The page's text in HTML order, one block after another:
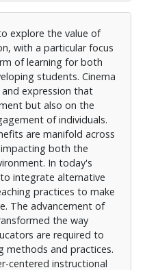
και της μετωπικής
μιας και τα
επίκεντρο της
έχουν ενεργό
Γι' αυτό το λόγο
τον τρόπο
μαθητές και στα
τα θετικά
χαρακτήρα που
στόχους και
στην
και στα ατομικά
Λαμβάνουν κάθε
που μαθαίνει με
μελετούν τα
τις μαθησιακές και εν
explore the value of
with a particular focus
of learning for both
students. Cinema
expression that
but also on the
of individuals.
are manifold across
both the
In today's
integrate alternative
practices to make
The advancement of
the way
are required to
methods and practices.
centered instructional